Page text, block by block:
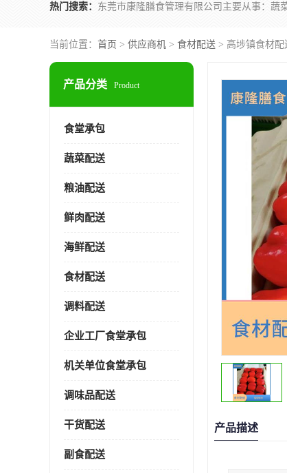
热门搜索：
当前位置： 首页 > 供应商机 > 食材配送 > 高埗镇食材
产品分类 Product
食堂承包
蔬菜配送
粮油配送
鲜肉配送
海鲜配送
食材配送
调料配送
企业工厂食堂承包
机关单位食堂承包
调味品配送
干货配送
副食配送
产品描述